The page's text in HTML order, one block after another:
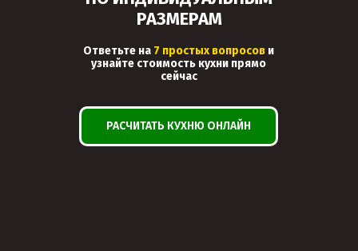
РАСЧИТАТЬ КУХНЮ ОНЛАЙН
Ответьте на 7 простых вопросов и
узнайте стоимость кухни прямо
сейчас
РАЗМЕРАМ